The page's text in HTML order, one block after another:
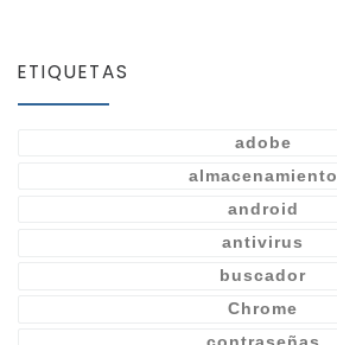
ETIQUETAS
adobe
almacenamiento
android
antivirus
buscador
Chrome